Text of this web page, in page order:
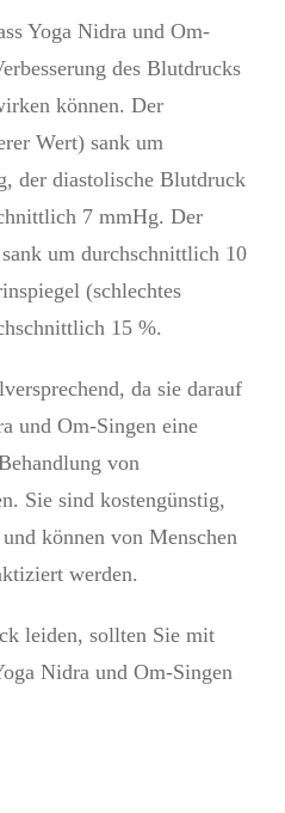
Yoga Nidra und Om-
des Blutdrucks
können. Der
Wert) sank um
der diastolische Blutdruck
7 mmHg. Der
um durchschnittlich 10
(schlechtes
15 %.
da sie darauf
und Om-Singen eine
von
Sie sind kostengünstig,
können von Menschen
werden.
leiden, sollten Sie mit
Nidra und Om-Singen